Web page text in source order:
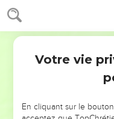
3
exercer son ministère. Il
Joseph, dont voici les
24
Mattathias, Amos,
Maath, Mattathias,
Votre vie
En cliquant sur le